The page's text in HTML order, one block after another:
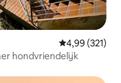
Gemiddelde
4,99 (321)
hondvriendelijk